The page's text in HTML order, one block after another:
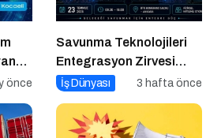
önce
Savunma Teknolojileri
Entegrasyon Zirvesi
Ankara’da
İş Dünyası 3 hafta önce